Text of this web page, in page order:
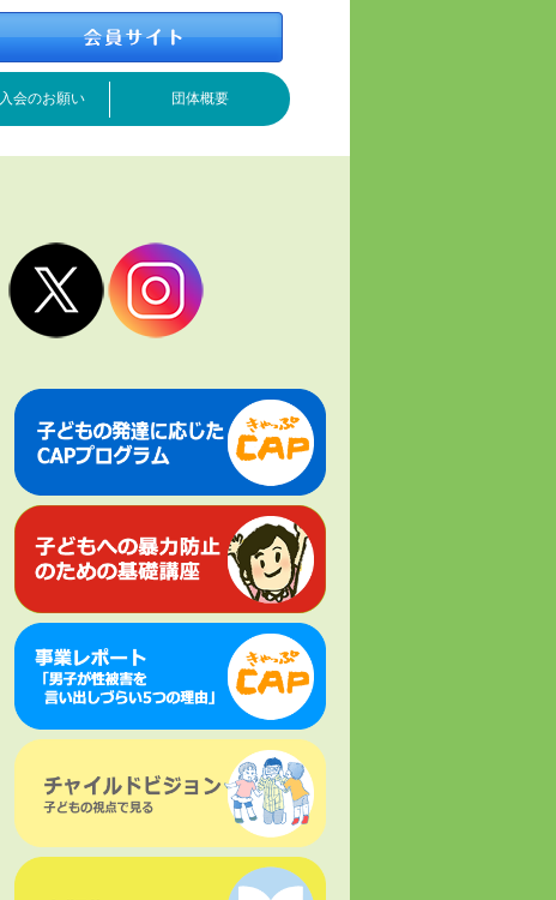
会のお願い 団体概要